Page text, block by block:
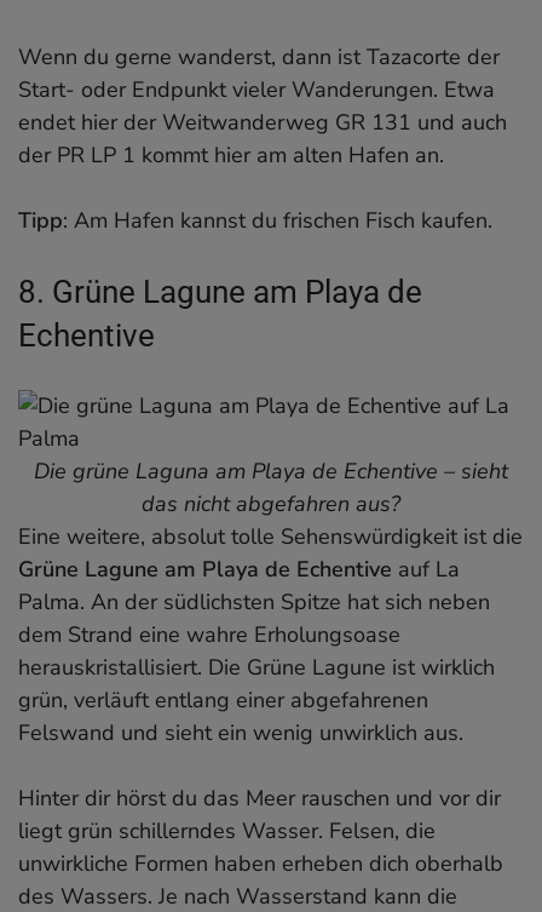
Wenn du gerne wanderst, dann ist Tazacorte der
Start- oder Endpunkt vieler Wanderungen. Etwa
endet hier der Weitwanderweg GR 131 und auch
der PR LP 1 kommt hier am alten Hafen an.
Tipp: Am Hafen kannst du frischen Fisch kaufen.
8. Grüne Lagune am Playa de
Echentive
Die grüne Laguna am Playa de Echentive – sieht
das nicht abgefahren aus?
Eine weitere, absolut tolle Sehenswürdigkeit ist die
Grüne Lagune am Playa de Echentive auf La
Palma. An der südlichsten Spitze hat sich neben
dem Strand eine wahre Erholungsoase
herauskristallisiert. Die Grüne Lagune ist wirklich
grün, verläuft entlang einer abgefahrenen
Felswand und sieht ein wenig unwirklich aus.
Hinter dir hörst du das Meer rauschen und vor dir
liegt grün schillerndes Wasser. Felsen, die
unwirkliche Formen haben erheben dich oberhalb
des Wassers. Je nach Wasserstand kann die